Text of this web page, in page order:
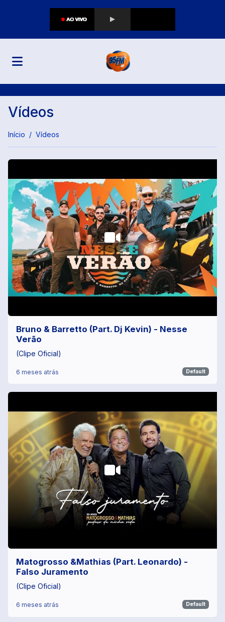
Vídeos
Início Vídeos
Bruno & Barretto (Part. Dj Kevin) - Nesse
Verão
(Clipe Oficial)
6 meses atrás Default
Matogrosso &Mathias (Part. Leonardo) -
Falso Juramento
(Clipe Oficial)
6 meses atrás Default